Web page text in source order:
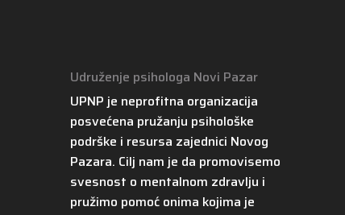
Udruženje psihologa Novi Pazar
UPNP je neprofitna organizacija
posvećena pružanju psihološke
podrške i resursa zajednici Novog
Pazara. Cilj nam je da promovisemo
svesnost o mentalnom zdravlju i
pružimo pomoć onima kojima je